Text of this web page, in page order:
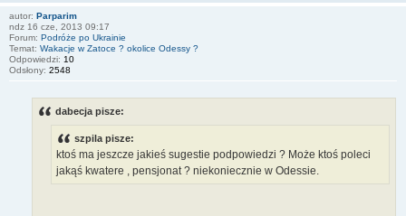
autor: Parparim
ndz 16 cze, 2013 09:17
Forum: Podróże po Ukrainie
Temat: Wakacje w Zatoce ? okolice Odessy ?
Odpowiedzi: 10
Odsłony: 2548
dabecja pisze:
szpila pisze:
ktoś ma jeszcze jakieś sugestie podpowiedzi ? Może ktoś poleci
jakąś kwatere , pensjonat ? niekoniecznie w Odessie.